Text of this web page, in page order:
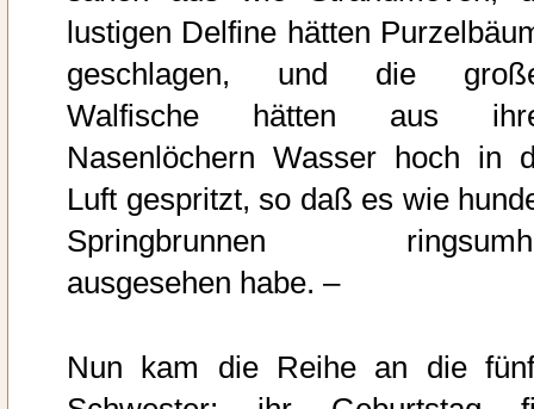
lustigen Delfine hätten
geschlagen, und die
Walfische hätten aus
Nasenlöchern Wasser hoch in
Luft gespritzt, so daß es wie
Springbrunnen
ausgesehen habe. –
Nun kam die Reihe an die